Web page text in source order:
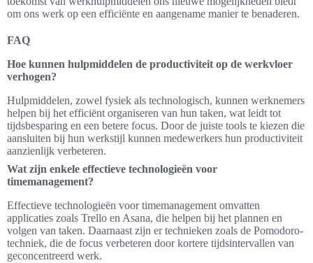
om ons werk op een efficiënte en aangename manier te benaderen.
FAQ
Hoe kunnen hulpmiddelen de productiviteit op de werkvloer
verhogen?
Hulpmiddelen, zowel fysiek als technologisch, kunnen werknemers
helpen bij het efficiënt organiseren van hun taken, wat leidt tot
tijdsbesparing en een betere focus. Door de juiste tools te kiezen die
aansluiten bij hun werkstijl kunnen medewerkers hun productiviteit
aanzienlijk verbeteren.
Wat zijn enkele effectieve technologieën voor
timemanagement?
Effectieve technologieën voor timemanagement omvatten
applicaties zoals Trello en Asana, die helpen bij het plannen en
volgen van taken. Daarnaast zijn er technieken zoals de Pomodoro-
techniek, die de focus verbeteren door kortere tijdsintervallen van
geconcentreerd werk.